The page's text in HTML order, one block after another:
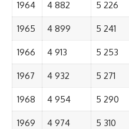
1964 4 882 5 226
1965 4 899 5 241
1966 4 913 5 253
1967 4 932 5 271
1968 4 954 5 290
1969 4 974 5 310